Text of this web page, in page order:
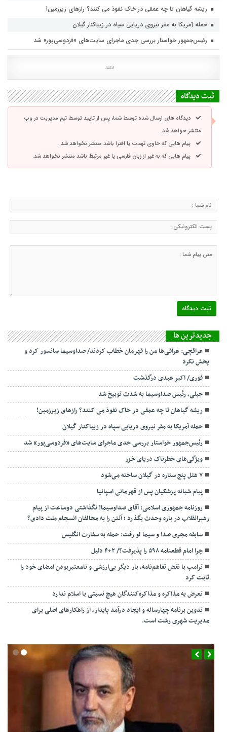
ریشه گیاهان تا چه عمقی در خاک نفوذ می کنند؟ رازهای زیرزمین!
حمله آمریکا به مقر نیروی دریایی سپاه در زیباکنار گیلان
رئیس‌جمهور خواستار بررسی جدی ماجرای سایت‌های «فردوسی‌پور» شد
ثبت دیدگاه
دیدگاه های ارسال شده توسط شما، پس از تایید توسط تیم مدیریت در وب
منتشر خواهد شد.
پیام هایی که حاوی تهمت یا افترا باشد منتشر نخواهد شد.
پیام هایی که به غیر از زبان فارسی یا غیر مرتبط باشد منتشر نخواهد شد.
جديدترين ها
عراقچی: عراقی‌ها من را قهرمان خطاب کردند/ صداوسیما سانسور کرد و
پخش نکرد
فوری/ اکبر عبدی درگذشت
جبلی، رئیس صداوسیما به شدت توبیخ شد
ریشه گیاهان تا چه عمقی در خاک نفوذ می کنند؟ رازهای زیرزمین!
حمله آمریکا به مقر نیروی دریایی سپاه در زیباکنار گیلان
رئیس‌جمهور خواستار بررسی جدی ماجرای سایت‌های «فردوسی‌پور» شد
ویژگی‌های خطرناک دریای خزر
۷ هتل پنج ستاره در گیلان ساخته می‌شود
پیام شبانه پزشکیان پس از قهرمانی اسپانیا
روزنامه جمهوری اسلامی: آقای صداوسیما! نگذاشتی دوساعت از پیام
رهبرانقلاب در باره وحدت بگذرد ؛ آنتن را به مخالفان انسجام ملت دادی؟
سابقه مجری صدا و سیما لو رفت: حمله به سفارت انگلیس
چرا امام قطعنامه ۵۹۸ را پذیرفت؟/ ۲+۴ دلیل
ترامپ با نقض تفاهم‌نامه، بار دیگر بی‌ارزشی و نامعتبربودن امضای خود را
ثابت کرد
تعرض به مذاکره و مذاکره‌کنندگان هیچ نسبتی با اسلام ندارد
تدوین برنامه چهارساله و ایجاد درآمد پایدار، از راهکارهای اصلی برای
مدیریت شهری رشت است.